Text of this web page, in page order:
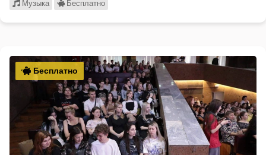
Музыка Бесплатно
Бесплатно